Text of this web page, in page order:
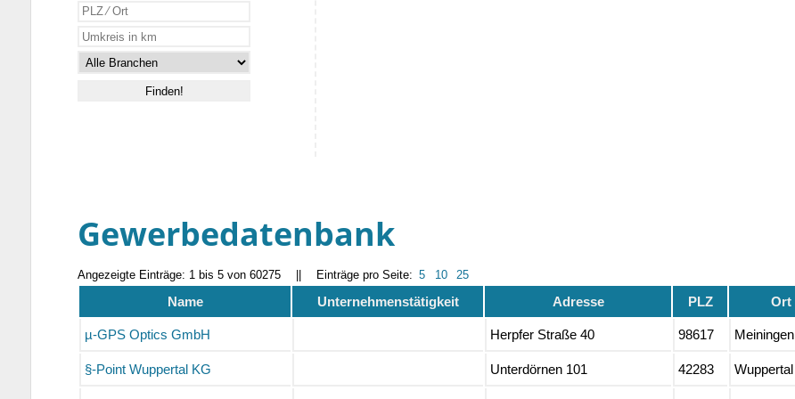
Gewerbedatenbank
Angezeigte Einträge: 1 bis 5 von 60275 Einträge pro Seite: 5 10 25
Name Unternehmenstätigkeit Adresse PLZ Ort
µ-GPS Optics GmbH Herpfer Straße 40 98617 Meiningen
§-Point Wuppertal KG Unterdörnen 101 42283 Wuppertal